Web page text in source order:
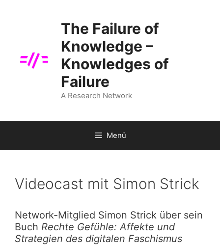
The Failure of
Knowledge –
Knowledges of
Failure
A Research Network
Menü
Videocast mit Simon Strick
Network-Mitglied Simon Strick über sein
Buch Rechte Gefühle: Affekte und
Strategien des digitalen Faschismus